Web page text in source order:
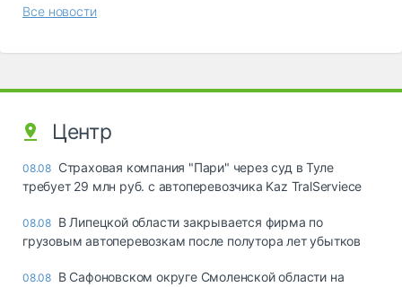
Все новости
Центр
08.08 Страховая компания "Пари" через суд в Туле
требует 29 млн руб. с автоперевозчика Kaz TralServiece
08.08 В Липецкой области закрывается фирма по
грузовым автоперевозкам после полутора лет убытков
08.08 В Сафоновском округе Смоленской области на